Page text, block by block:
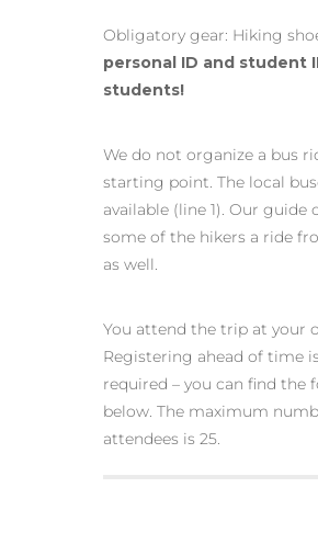
Obligatory gear: Hiking
personal ID and student
students!
We do not organize a bus
starting point. The local
available (line 1). Our guide
some of the hikers a ride
as well.
You attend the trip at your
Registering ahead of time is
required – you can find the
below. The maximum
attendees is 25.